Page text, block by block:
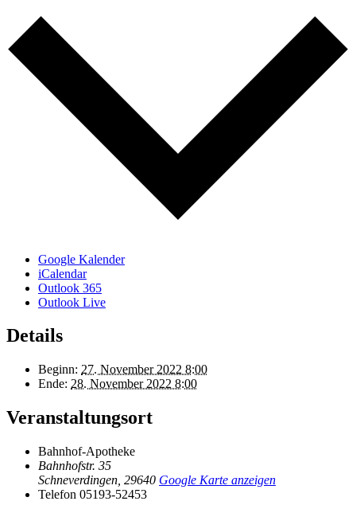
Google Kalender
iCalendar
Outlook 365
Outlook Live
Details
Beginn: 27. November 2022 8:00
Ende: 28. November 2022 8:00
Veranstaltungsort
Bahnhof-Apotheke
Bahnhofstr. 35
Schneverdingen 29640 Google Karte anzeigen
Telefon 05193-52453